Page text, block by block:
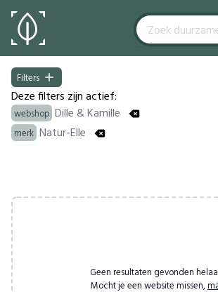
Filters
Filters
Deze filters zijn actief:
webshop Dille & Kamille
merk Natur-Elle
Geen resultaten gevonden
Mocht je een website missen,